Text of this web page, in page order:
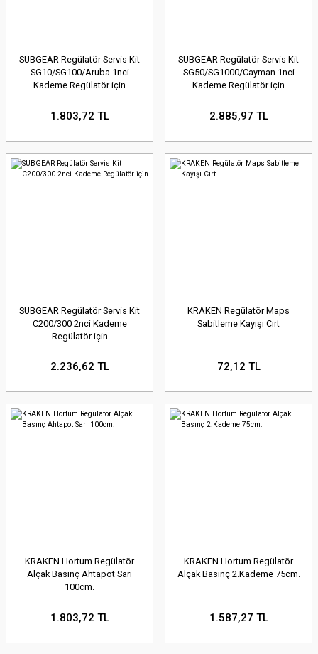
SUBGEAR Regülatör Servis Kit
SG10/SG100/Aruba 1nci
Kademe Regülatör için
1.803,72 TL
SUBGEAR Regülatör Servis Kit
SG50/SG1000/Cayman 1nci
Kademe Regülatör için
2.885,97 TL
SUBGEAR Regülatör Servis Kit
C200/300 2nci Kademe
Regülatör için
2.236,62 TL
KRAKEN Regülatör Maps
Sabitleme Kayışı Cırt
72,12 TL
KRAKEN Hortum Regülatör
Alçak Basınç Ahtapot Sarı
100cm.
1.803,72 TL
KRAKEN Hortum Regülatör
Alçak Basınç 2.Kademe 75cm.
1.587,27 TL